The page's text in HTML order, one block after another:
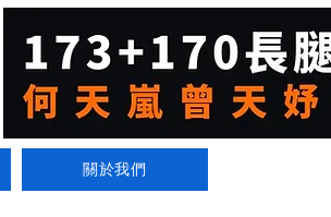
關於我們